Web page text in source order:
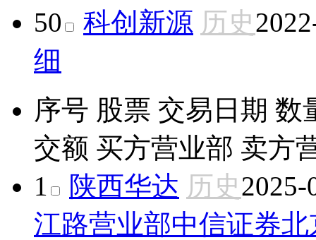
50
科创新源 历史
细
序号 股票 交易日期 数
交额 买方营业部 卖方
1
陕西华达 历史2025-
江路营业部中信证券